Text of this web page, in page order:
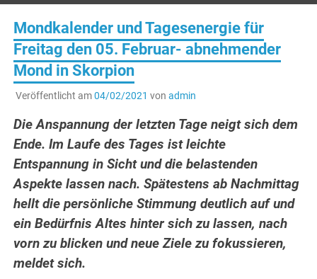
Mondkalender und Tagesenergie für
Freitag den 05. Februar- abnehmender
Mond in Skorpion
Veröffentlicht am04/02/2021 von admin
Die Anspannung der letzten Tage neigt sich dem
Ende. Im Laufe des Tages ist leichte
Entspannung in Sicht und die belastenden
Aspekte lassen nach. Spätestens ab Nachmittag
hellt die persönliche Stimmung deutlich auf und
ein Bedürfnis Altes hinter sich zu lassen, nach
vorn zu blicken und neue Ziele zu fokussieren,
meldet sich.